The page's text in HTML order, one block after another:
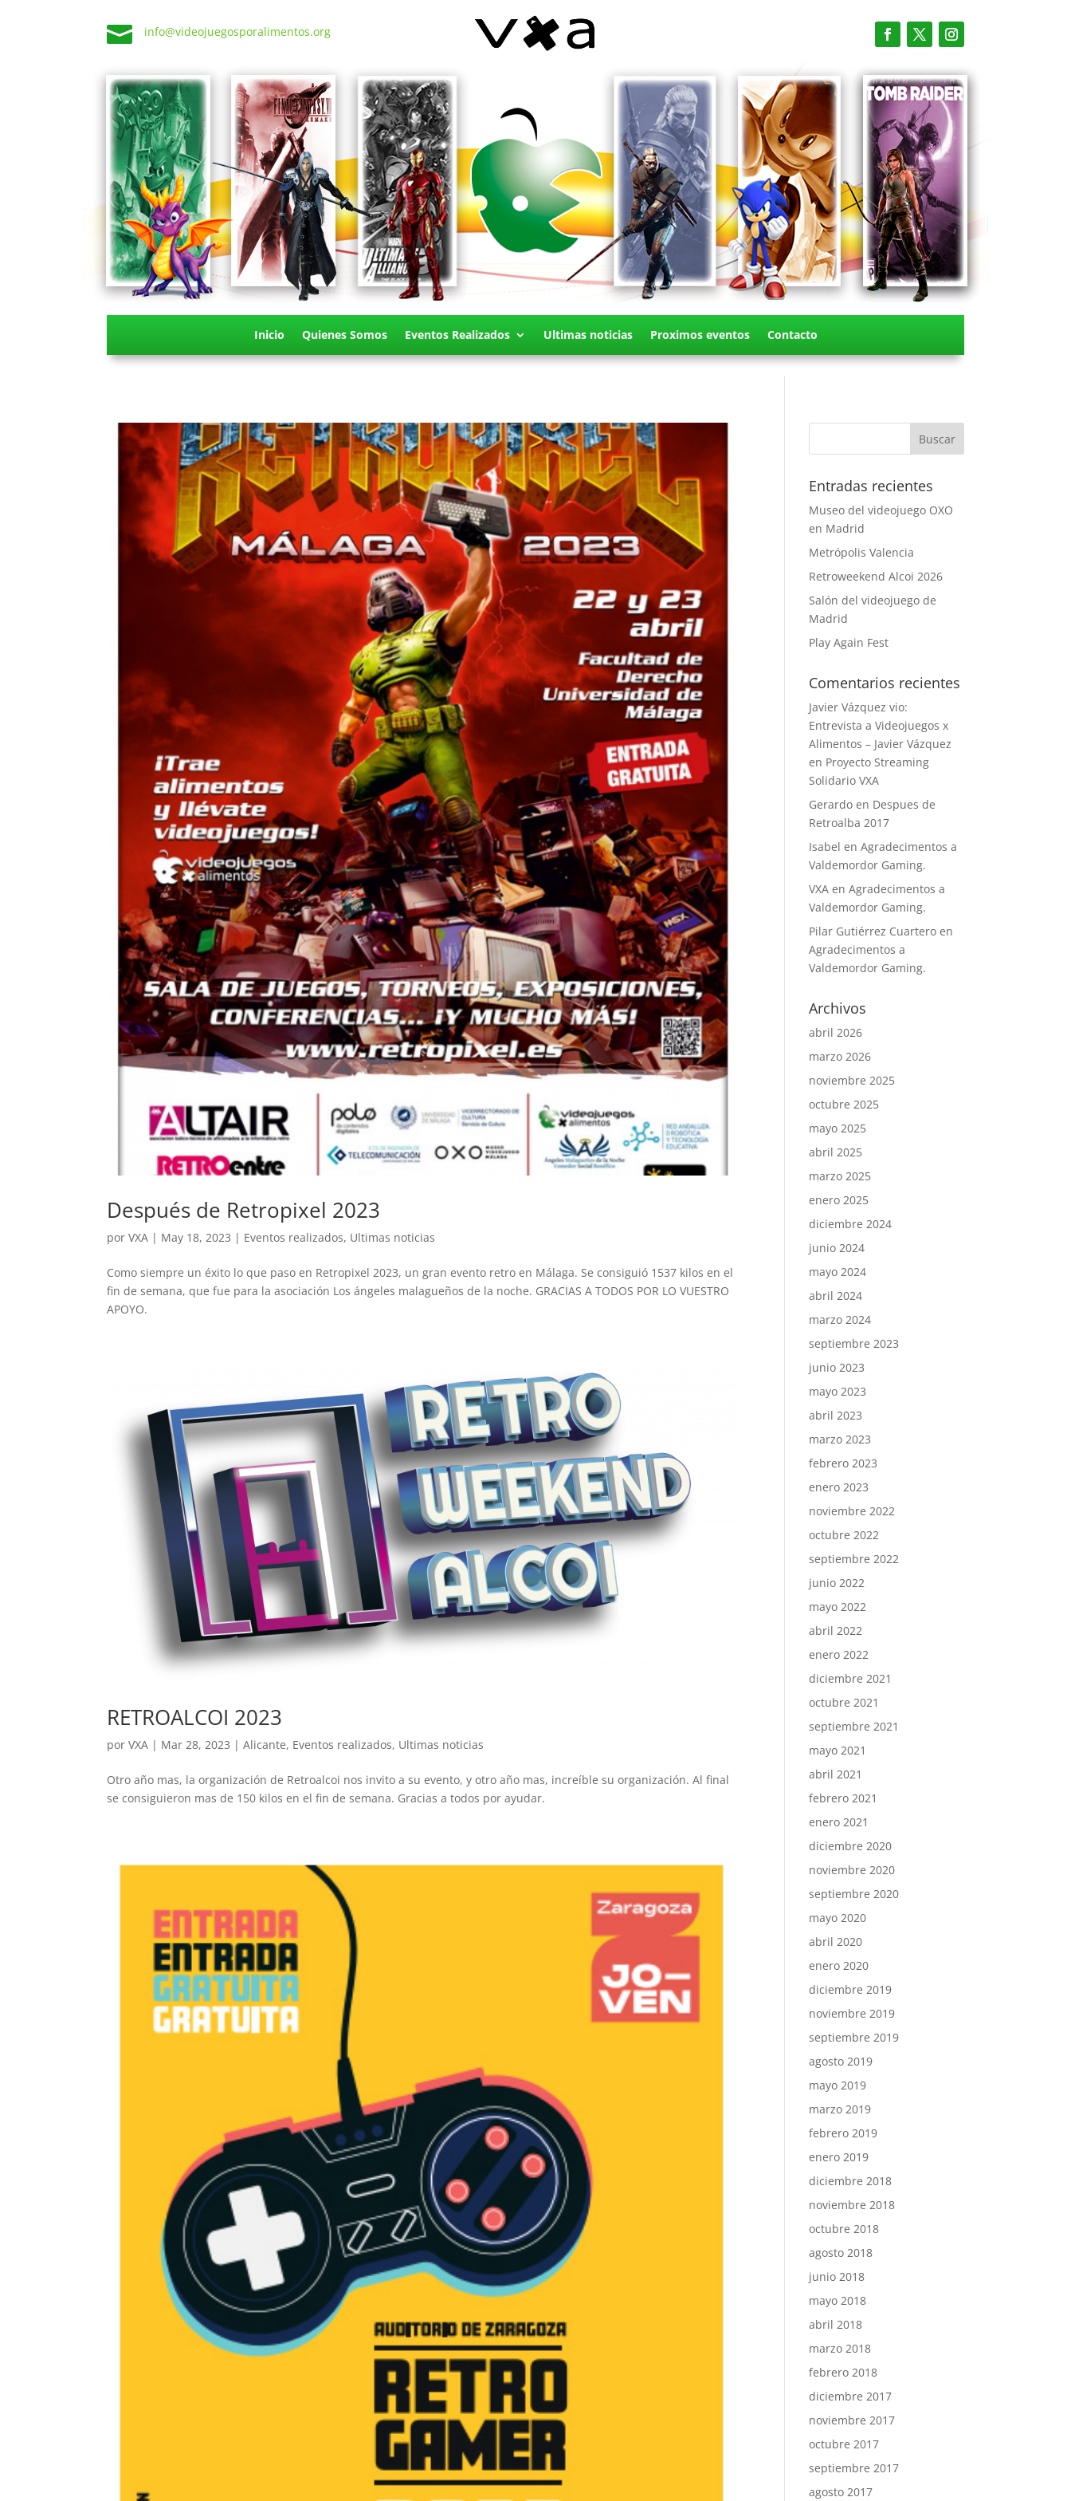
 info@videojuegosporalimentos.org
Inicio Quienes Somos Eventos Realizados Ultimas noticias Proximos eventos Contacto
Después de Retropixel 2023
porVXA | May 18, 2023 | Eventos realizados, Ultimas noticias
Como siempre un éxito lo que paso en Retropixel 2023, un gran evento retro en Málaga. Se consiguió 1537 kilos en el
fin de semana, que fue para la asociación Los ángeles malagueños de la noche. GRACIAS A TODOS POR LO VUESTRO
APOYO.
RETROALCOI 2023
porVXA | Mar 28, 2023 |Alicante, Eventos realizados, Ultimas noticias
Otro año mas, la organización de Retroalcoi nos invito a su evento, y otro año mas, increíble su organización. Al final
se consiguieron mas de 150 kilos en el fin de semana. Gracias a todos por ayudar.
Entradas recientes
Museo del videojuego OXO
en Madrid
Metrópolis Valencia
Retroweekend Alcoi 2026
Salón del videojuego de
Madrid
Play Again Fest
Comentarios recientes
Javier Vázquez vio:
Entrevista a Videojuegos x
Alimentos – Javier Vázquez
en Proyecto Streaming
Solidario VXA
Gerardo en Despues de
Retroalba 2017
Isabel enAgradecimentos a
Valdemordor Gaming.
VXA enAgradecimentos a
Valdemordor Gaming.
Pilar Gutiérrez Cuartero en
Agradecimentos a
Valdemordor Gaming.
Archivos
abril 2026
marzo 2026
noviembre 2025
octubre 2025
mayo 2025
abril 2025
marzo 2025
enero 2025
diciembre 2024
junio 2024
mayo 2024
abril 2024
marzo 2024
septiembre 2023
junio 2023
mayo 2023
abril 2023
marzo 2023
febrero 2023
enero 2023
noviembre 2022
octubre 2022
septiembre 2022
junio 2022
mayo 2022
abril 2022
enero 2022
diciembre 2021
octubre 2021
septiembre 2021
mayo 2021
abril 2021
febrero 2021
enero 2021
diciembre 2020
noviembre 2020
septiembre 2020
mayo 2020
abril 2020
enero 2020
diciembre 2019
noviembre 2019
septiembre 2019
agosto 2019
mayo 2019
marzo 2019
febrero 2019
enero 2019
diciembre 2018
noviembre 2018
octubre 2018
agosto 2018
junio 2018
mayo 2018
abril 2018
marzo 2018
febrero 2018
diciembre 2017
noviembre 2017
octubre 2017
septiembre 2017
agosto 2017